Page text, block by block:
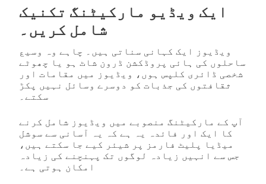
ایک ویڈیو مارکیٹنگ تکنیک
شامل کریں۔
ویڈیوز ایک کہانی سناتی ہیں۔ چاہے وہ وسیع
ساحلوں کی ہائی پروڈکشن ڈرون شاٹ ہو یا چھوٹے
شخصی ڈائری کلپس ہوں، ویڈیوز میں مقامات اور
ثقافتوں کی جذبات کو دوسرے وسائل نہیں پکڑ
سکتے۔
آپ کے مارکیٹنگ منصوبے میں ویڈیوز شامل کرنے
کا ایک اور فائدہ یہ ہے کہ یہ آسانی سے سوشل
میڈیا پلیٹ فارمز پر شیئر کیے جا سکتے ہیں،
جس سے انہیں زیادہ لوگوں تک پہنچنے کی زیادہ
امکان ہوتی ہے۔